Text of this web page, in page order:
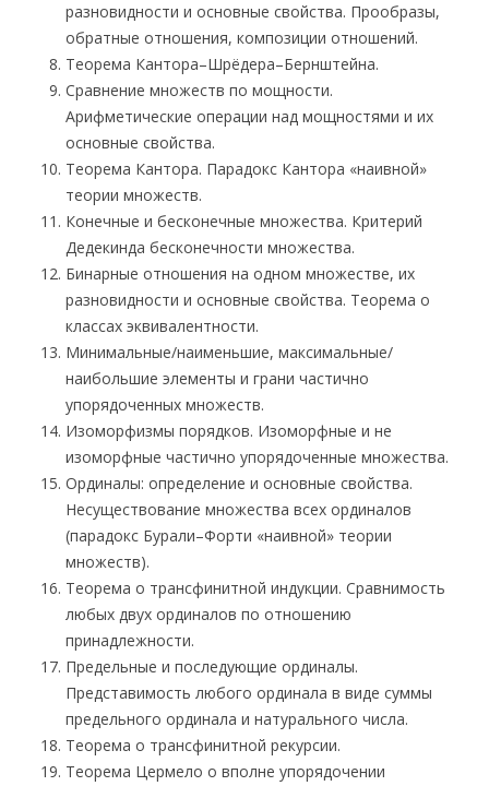
разновидности и основные свойства. Прообразы,
обратные отношения, композиции отношений.
Теорема Кантора–Шрёдера–Бернштейна.
Сравнение множеств по мощности.
Арифметические операции над мощностями и их
основные свойства.
Теорема Кантора. Парадокс Кантора «наивной»
теории множеств.
Конечные и бесконечные множества. Критерий
Дедекинда бесконечности множества.
Бинарные отношения на одном множестве, их
разновидности и основные свойства. Теорема о
классах эквивалентности.
Минимальные/наименьшие, максимальные/
наибольшие элементы и грани частично
упорядоченных множеств.
Изоморфизмы порядков. Изоморфные и не
изоморфные частично упорядоченные множества.
Ординалы: определение и основные свойства.
Несуществование множества всех ординалов
(парадокс Бурали–Форти «наивной» теории
множеств).
Теорема о трансфинитной индукции. Сравнимость
любых двух ординалов по отношению
принадлежности.
Предельные и последующие ординалы.
Представимость любого ординала в виде суммы
предельного ординала и натурального числа.
Теорема о трансфинитной рекурсии.
Теорема Цермело о вполне упорядочении